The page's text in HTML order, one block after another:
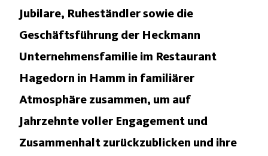
Jubilare, Ruheständler sowie die
Geschäftsführung der Heckmann
Unternehmensfamilie im Restaurant
Hagedorn in Hamm in familiärer
Atmosphäre zusammen, um auf
Jahrzehnte voller Engagement und
Zusammenhalt zurückzublicken und ihre